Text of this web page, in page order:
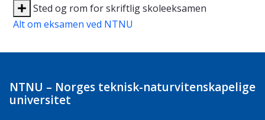
Sted og rom for skriftlig skoleeksamen
Alt om eksamen ved NTNU
NTNU – Norges teknisk-naturvitenskapelige
universitet